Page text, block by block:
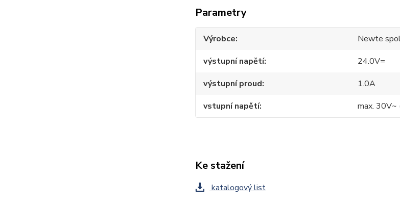
Parametry
Výrobce
Newte
výstupní napětí
24.0V=
výstupní proud
1.0A
vstupní napětí
max. 30V~
Ke stažení
katalogový list